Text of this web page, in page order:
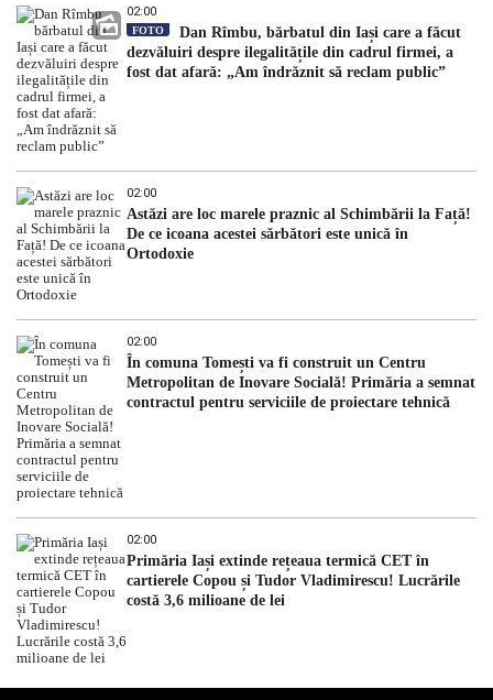
02:00
FOTO
Dan Rîmbu, bărbatul din Iași care a făcut
dezvăluiri despre ilegalitățile din cadrul firmei, a
fost dat afară: „Am îndrăznit să reclam public”
02:00
Astăzi are loc marele praznic al Schimbării la Față!
De ce icoana acestei sărbători este unică în
Ortodoxie
02:00
În comuna Tomești va fi construit un Centru
Metropolitan de Inovare Socială! Primăria a semnat
contractul pentru serviciile de proiectare tehnică
02:00
Primăria Iași extinde rețeaua termică CET în
cartierele Copou și Tudor Vladimirescu! Lucrările
costă 3,6 milioane de lei